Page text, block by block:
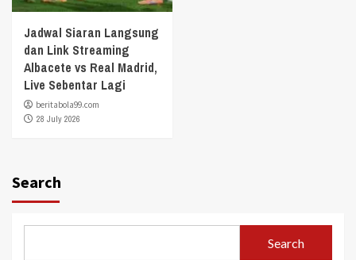
Jadwal Siaran Langsung
dan Link Streaming
Albacete vs Real Madrid,
Live Sebentar Lagi
beritabola99.com
28 July 2026
Search
Search